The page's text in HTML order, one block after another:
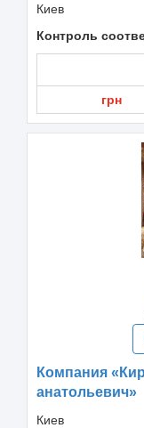
Киев
Контроль
грн
Компания
анатольевич»
Киев